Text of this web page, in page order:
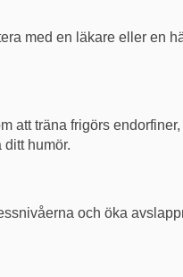
med en läkare eller en
att träna frigörs
humör.
och öka